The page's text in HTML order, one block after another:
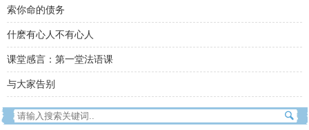
索你命的债务
什麽有心人不有心人
课堂感言：第一堂法语课
与大家告别